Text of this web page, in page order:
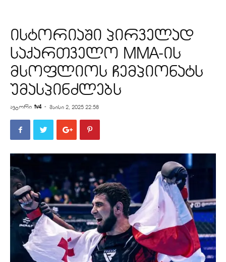
ისტორიაში პირველად
საქართველო MMA-ის
მსოფლიოს ჩემპიონატს
უმასპინძლებს
ავტორი tv4 - მაისი 2, 2025 22:58